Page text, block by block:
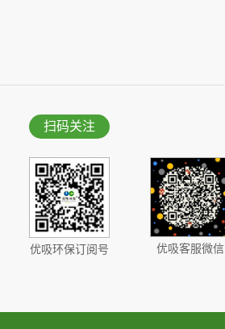
扫码关注
优吸环保订阅号 优吸客服微信